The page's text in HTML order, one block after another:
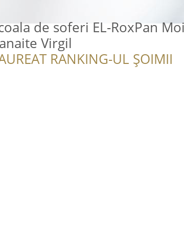
de soferi EL-RoxPan
Virgil
RANKING-UL ȘOIMII